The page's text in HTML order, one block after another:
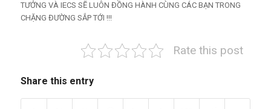
TƯỞNG VÀ IECS SẼ LUÔN ĐỒNG HÀNH CÙNG CÁC BẠN TRONG
CHẶNG ĐƯỜNG SẮP TỚI !!!
Rate this post
Share this entry